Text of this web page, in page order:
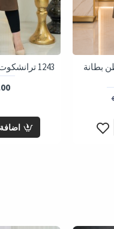
بطانة
1243 ترانشكوت قبة و نص - بني
€